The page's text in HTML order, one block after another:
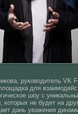
руководитель VK
для
шоу с
которых не будет на
дань уважения